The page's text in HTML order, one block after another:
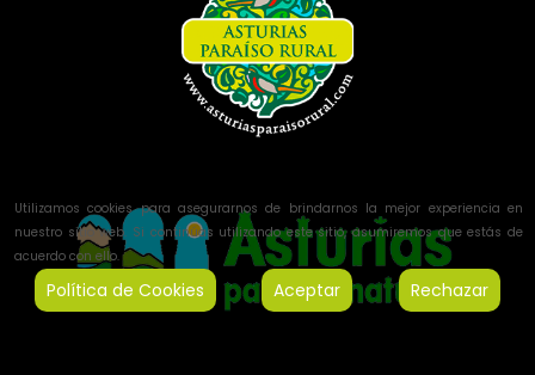
Utilizamos cookies para asegurarnos de brindarnos la mejor experiencia en
nuestro sitio web. Si continúas utilizando este sitio, asumiremos que estás de
acuerdo con ello.
Política de Cookies Aceptar Rechazar